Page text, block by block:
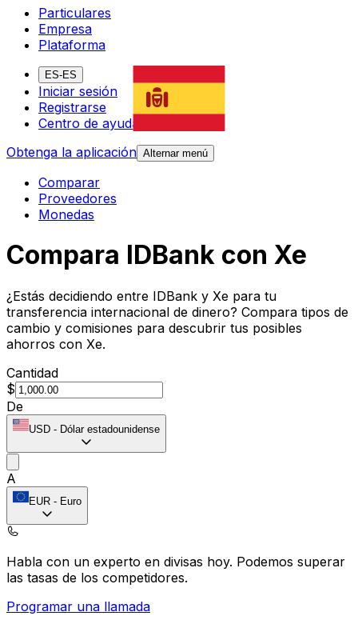
Particulares
Empresa
Plataforma
ES-ES
Iniciar sesión
Registrarse
Centro de ayuda
Obtenga la aplicación Alternar menú
Comparar
Proveedores
Monedas
Compara IDBank con Xe
¿Estás decidiendo entre IDBank y Xe para tu
transferencia internacional de dinero? Compara tipos de
cambio y comisiones para descubrir tus posibles
ahorros con Xe.
Cantidad
$
De
USD - Dólar estadounidense
A
EUR - Euro
Habla con un experto en divisas hoy. Podemos superar
las tasas de los competidores.
Programar una llamada